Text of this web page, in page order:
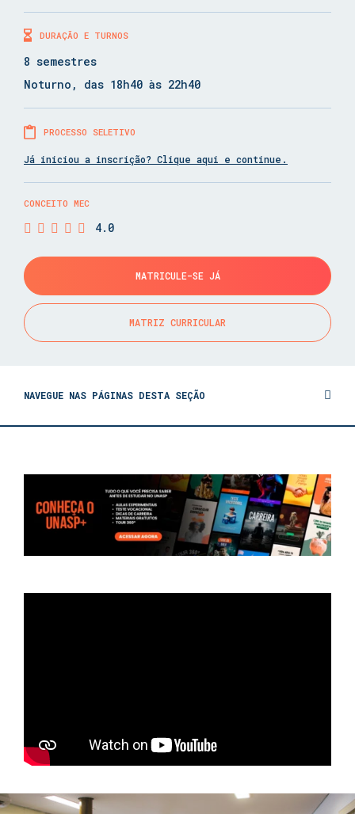
DURAÇÃO E TURNOS
8 semestres
Noturno, das 18h40 às 22h40
PROCESSO SELETIVO
Já iniciou a inscrição? Clique aqui e continue.
CONCEITO MEC
4.0
MATRICULE-SE JÁ
MATRIZ CURRICULAR
NAVEGUE NAS PÁGINAS DESTA SEÇÃO